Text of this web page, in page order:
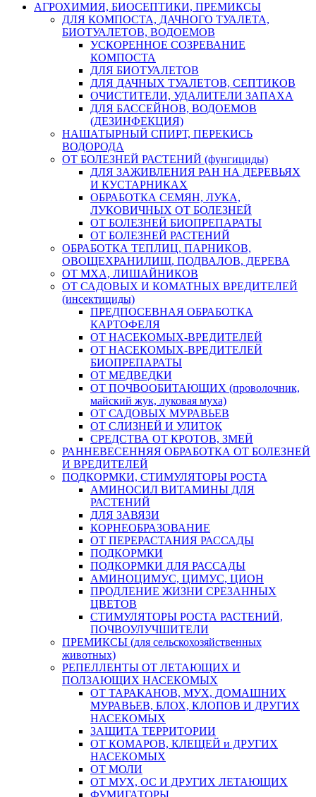
АГРОХИМИЯ, БИОСЕПТИКИ, ПРЕМИКСЫ
ДЛЯ КОМПОСТА, ДАЧНОГО ТУАЛЕТА,
БИОТУАЛЕТОВ, ВОДОЕМОВ
УСКОРЕННОЕ СОЗРЕВАНИЕ
КОМПОСТА
ДЛЯ БИОТУАЛЕТОВ
ДЛЯ ДАЧНЫХ ТУАЛЕТОВ, СЕПТИКОВ
ОЧИСТИТЕЛИ, УДАЛИТЕЛИ ЗАПАХА
ДЛЯ БАССЕЙНОВ, ВОДОЕМОВ
(ДЕЗИНФЕКЦИЯ)
НАШАТЫРНЫЙ СПИРТ, ПЕРЕКИСЬ
ВОДОРОДА
ОТ БОЛЕЗНЕЙ РАСТЕНИЙ (фунгициды)
ДЛЯ ЗАЖИВЛЕНИЯ РАН НА ДЕРЕВЬЯХ
И КУСТАРНИКАХ
ОБРАБОТКА СЕМЯН, ЛУКА,
ЛУКОВИЧНЫХ ОТ БОЛЕЗНЕЙ
ОТ БОЛЕЗНЕЙ БИОПРЕПАРАТЫ
ОТ БОЛЕЗНЕЙ РАСТЕНИЙ
ОБРАБОТКА ТЕПЛИЦ, ПАРНИКОВ,
ОВОЩЕХРАНИЛИЩ, ПОДВАЛОВ, ДЕРЕВА
ОТ МХА, ЛИШАЙНИКОВ
ОТ САДОВЫХ И КОМАТНЫХ ВРЕДИТЕЛЕЙ
(инсектициды)
ПРЕДПОСЕВНАЯ ОБРАБОТКА
КАРТОФЕЛЯ
ОТ НАСЕКОМЫХ-ВРЕДИТЕЛЕЙ
ОТ НАСЕКОМЫХ-ВРЕДИТЕЛЕЙ
БИОПРЕПАРАТЫ
ОТ МЕДВЕДКИ
ОТ ПОЧВООБИТАЮЩИХ (проволочник,
майский жук, луковая муха)
ОТ САДОВЫХ МУРАВЬЕВ
ОТ СЛИЗНЕЙ И УЛИТОК
СРЕДСТВА ОТ КРОТОВ, ЗМЕЙ
РАННЕВЕСЕННЯЯ ОБРАБОТКА ОТ БОЛЕЗНЕЙ
И ВРЕДИТЕЛЕЙ
ПОДКОРМКИ, СТИМУЛЯТОРЫ РОСТА
АМИНОСИЛ ВИТАМИНЫ ДЛЯ
РАСТЕНИЙ
ДЛЯ ЗАВЯЗИ
КОРНЕОБРАЗОВАНИЕ
ОТ ПЕРЕРАСТАНИЯ РАССАДЫ
ПОДКОРМКИ
ПОДКОРМКИ ДЛЯ РАССАДЫ
АМИНОЦИМУС, ЦИМУС, ЦИОН
ПРОДЛЕНИЕ ЖИЗНИ СРЕЗАННЫХ
ЦВЕТОВ
СТИМУЛЯТОРЫ РОСТА РАСТЕНИЙ,
ПОЧВОУЛУЧШИТЕЛИ
ПРЕМИКСЫ (для сельскохозяйственных
животных)
РЕПЕЛЛЕНТЫ ОТ ЛЕТАЮЩИХ И
ПОЛЗАЮЩИХ НАСЕКОМЫХ
ОТ ТАРАКАНОВ, МУХ, ДОМАШНИХ
МУРАВЬЕВ, БЛОХ, КЛОПОВ И ДРУГИХ
НАСЕКОМЫХ
ЗАЩИТА ТЕРРИТОРИИ
ОТ КОМАРОВ, КЛЕЩЕЙ и ДРУГИХ
НАСЕКОМЫХ
ОТ МОЛИ
ОТ МУХ, ОС И ДРУГИХ ЛЕТАЮЩИХ
ФУМИГАТОРЫ